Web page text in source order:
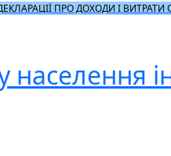
ПРО ДОХОДИ І
населення